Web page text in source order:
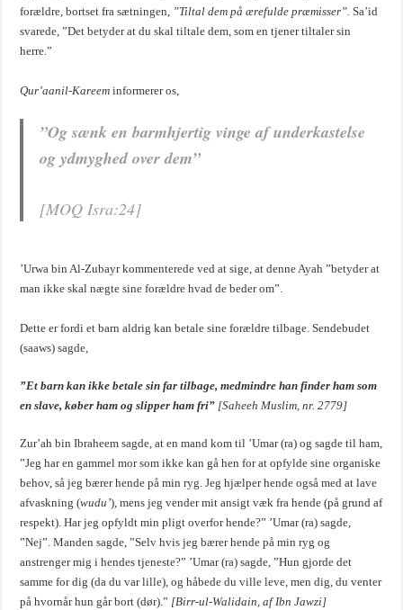
forældre, bortset fra sætningen, ”Tiltal dem på ærefulde præmisser”. Sa’id
svarede, ”Det betyder at du skal tiltale dem, som en tjener tiltaler sin
herre.”
Qur’aanil-Kareem informerer os,
”Og sænk en barmhjertig vinge af underkastelse
og ydmyghed over dem”
[MOQ Isra:24]
’Urwa bin Al-Zubayr kommenterede ved at sige, at denne Ayah ”betyder at
man ikke skal nægte sine forældre hvad de beder om”.
Dette er fordi et barn aldrig kan betale sine forældre tilbage. Sendebudet
(saaws) sagde,
”Et barn kan ikke betale sin far tilbage, medmindre han finder ham som
en slave, køber ham og slipper ham fri” [Saheeh Muslim, nr. 2779]
Zur’ah bin Ibraheem sagde, at en mand kom til ’Umar (ra) og sagde til ham,
”Jeg har en gammel mor som ikke kan gå hen for at opfylde sine organiske
behov, så jeg bærer hende på min ryg. Jeg hjælper hende også med at lave
afvaskning (wudu’), mens jeg vender mit ansigt væk fra hende (på grund af
respekt). Har jeg opfyldt min pligt overfor hende?” ’Umar (ra) sagde,
”Nej”. Manden sagde, ”Selv hvis jeg bærer hende på min ryg og
anstrenger mig i hendes tjeneste?” ’Umar (ra) sagde, ”Hun gjorde det
samme for dig (da du var lille), og håbede du ville leve, men dig, du venter
på hvornår hun går bort (dør).” [Birr-ul-Walidain, af Ibn Jawzi]